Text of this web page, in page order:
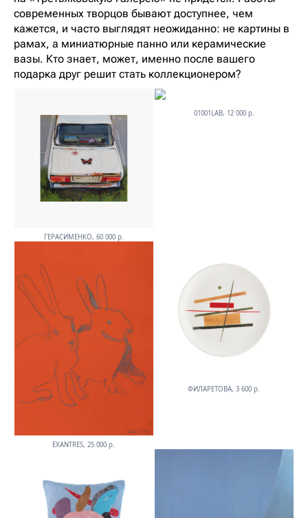
современных творцов бывают доступнее, чем
кажется, и часто выглядят неожиданно: не картины в
рамах, а миниатюрные панно или керамические
вазы. Кто знает, может, именно после вашего
подарка друг решит стать коллекционером?
ГЕРАСИМЕНКО, 60 000 р.
01001LAB, 12 000 р.
EXANTRES, 25 000 р.
ФИЛАРЕТОВА, 3 600 р.